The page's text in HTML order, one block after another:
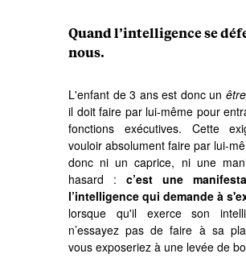
Quand l’intelligence se
nous.
L'enfant de 3 ans est donc un
il doit faire par lui-même pour
fonctions exécutives. Cette
vouloir absolument faire par lui-
donc ni un caprice, ni une
hasard : c’est une
l’intelligence qui demande à
lorsque qu'il exerce son
n’essayez pas de faire à sa
vous exposeriez à une levée de